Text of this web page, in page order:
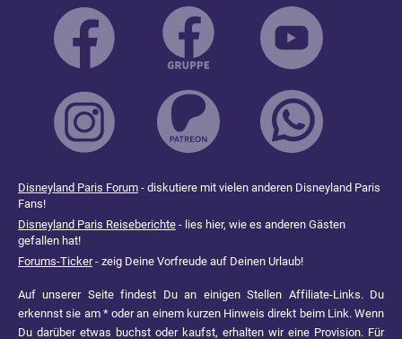
Disneyland Paris Forum - diskutiere mit vielen anderen Disneyland Paris
Fans!
Disneyland Paris Reiseberichte - lies hier, wie es anderen Gästen
gefallen hat!
Forums-Ticker- zeig Deine Vorfreude auf Deinen Urlaub!
Auf unserer Seite findest Du an einigen Stellen Affiliate-Links. Du
erkennst sie am * oder an einem kurzen Hinweis direkt beim Link. Wenn
Du darüber etwas buchst oder kaufst, erhalten wir eine Provision. Für